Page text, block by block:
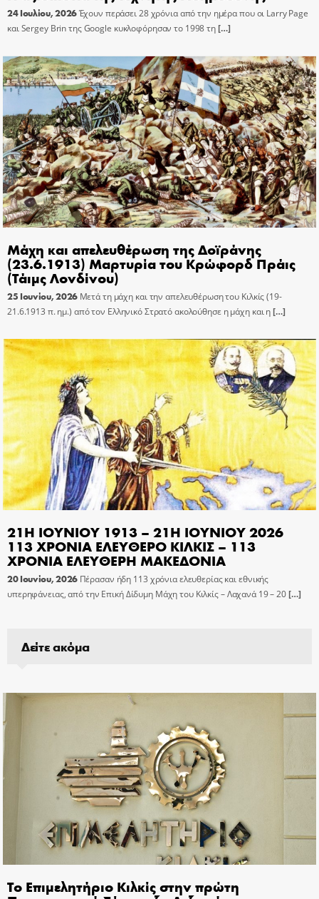
24 Ιουλίου, 2026Έχουν περάσει 28 χρόνια από την ημέρα που οι Larry Page
και Sergey Brin της Google κυκλοφόρησαν το 1998 τη[…]
Μάχη και απελευθέρωση της Δοϊράνης
(23.6.1913) Μαρτυρία του Κρώφορδ Πράις
(Τάιμς Λονδίνου)
25 Ιουνίου, 2026 Μετά τη μάχη και την απελευθέρωση του Κιλκίς (19-
21.6.1913 π. ημ.) από τον Ελληνικό Στρατό ακολούθησε η μάχη και η[…]
21Η ΙΟΥΝΙΟΥ 1913 – 21Η ΙΟΥΝΙΟΥ 2026
113 ΧΡΟΝΙΑ ΕΛΕΥΘΕΡΟ ΚΙΛΚΙΣ – 113
ΧΡΟΝΙΑ ΕΛΕΥΘΕΡΗ ΜΑΚΕΔΟΝΙΑ
20 Ιουνίου, 2026 Πέρασαν ήδη 113 χρόνια ελευθερίας και εθνικής
υπερηφάνειας, από την Επική Δίδυμη Μάχη του Κιλκίς – Λαχανά 19 – 20[…]
Δείτε ακόμα
Το Επιμελητήριο Κιλκίς στην πρώτη